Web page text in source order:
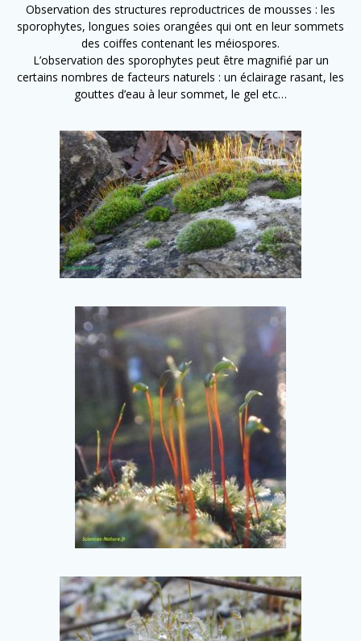
Observation des structures reproductrices de mousses : les
sporophytes, longues soies orangées qui ont en leur sommets
des coiffes contenant les méiospores.
L’observation des sporophytes peut être magnifié par un
certains nombres de facteurs naturels : un éclairage rasant, les
gouttes d’eau à leur sommet, le gel etc…